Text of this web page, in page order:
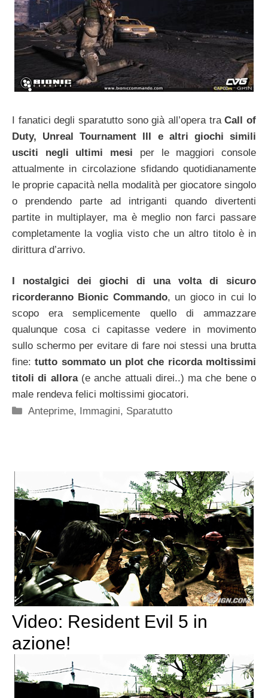
I fanatici degli sparatutto sono già all’opera traCall of
Duty, Unreal Tournament III e altri giochi simili
usciti negli ultimi mesi per le maggiori console
attualmente in circolazione sfidando quotidianamente
le proprie capacità nella modalità per giocatore singolo
o prendendo parte ad intriganti quando divertenti
partite in multiplayer, ma è meglio non farci passare
completamente la voglia visto che un altro titolo è in
dirittura d’arrivo.
I nostalgici dei giochi di una volta di sicuro
ricorderanno Bionic Commando, un gioco in cui lo
scopo era semplicemente quello di ammazzare
qualunque cosa ci capitasse vedere in movimento
sullo schermo per evitare di fare noi stessi una brutta
fine:tutto sommato un plot che ricorda moltissimi
titoli di allora (e anche attuali direi..) ma che bene o
male rendeva felici moltissimi giocatori.
Categorie
Anteprime, Immagini, Sparatutto
Video: Resident Evil 5 in
azione!